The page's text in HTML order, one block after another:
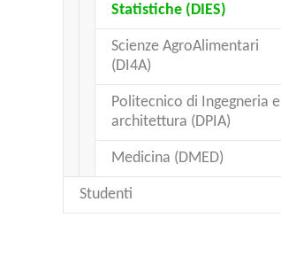
Statistiche (DIES)
Scienze AgroAlimentari
(DI4A)
Politecnico di Ingegneria e
architettura (DPIA)
Medicina (DMED)
Studenti